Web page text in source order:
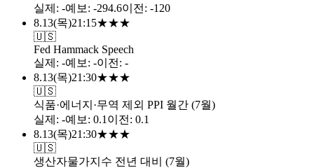
실제 : -예보 : -294.6이전 : -120
8.13(목)21:15★★★
🇺🇸
Fed Hammack Speech
실제 : -예보 : -이전 : -
8.13(목)21:30★★★
🇺🇸
식품·에너지·무역 제외 PPI 월간 (7월)
실제 : -예보 : 0.1 이전 : 0.1
8.13(목)21:30★★★
🇺🇸
생산자물가지수 전년 대비 (7월)